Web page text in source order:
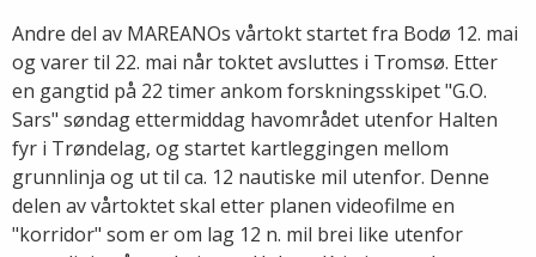
Andre del av MAREANOs vårtokt startet fra Bodø 12. mai
og varer til 22. mai når toktet avsluttes i Tromsø. Etter
en gangtid på 22 timer ankom forskningsskipet "G.O.
Sars" søndag ettermiddag havområdet utenfor Halten
fyr i Trøndelag, og startet kartleggingen mellom
grunnlinja og ut til ca. 12 nautiske mil utenfor. Denne
delen av vårtoktet skal etter planen videofilme en
"korridor" som er om lag 12 n. mil brei like utenfor